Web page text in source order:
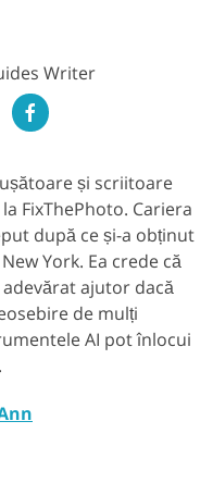
Writer
și scriitoare
FixThePhoto. Cariera
după ce și-a obținut
York. Ea crede că
ajutor dacă
de mulți
AI pot înlocui